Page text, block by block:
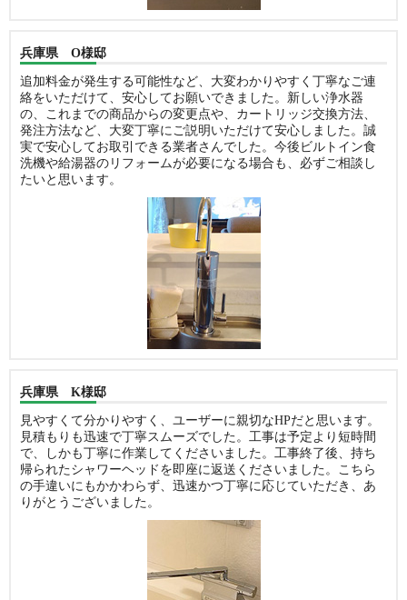
兵庫県 O様邸
追加料金が発生する可能性など、大変わかりやすく丁寧なご連
絡をいただけて、安心してお願いできました。新しい浄水器
の、これまでの商品からの変更点や、カートリッジ交換方法、
発注方法など、大変丁寧にご説明いただけて安心しました。誠
実で安心してお取引できる業者さんでした。今後ビルトイン食
洗機や給湯器のリフォームが必要になる場合も、必ずご相談し
たいと思います。
兵庫県 K様邸
見やすくて分かりやすく、ユーザーに親切なHPだと思います。
見積もりも迅速で丁寧スムーズでした。工事は予定より短時間
で、しかも丁寧に作業してくださいました。工事終了後、持ち
帰られたシャワーヘッドを即座に返送くださいました。こちら
の手違いにもかかわらず、迅速かつ丁寧に応じていただき、あ
りがとうございました。